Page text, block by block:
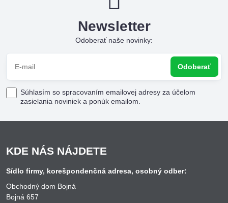
Newsletter
Odoberať naše novinky:
Odoberať
Súhlasím so spracovaním emailovej adresy za účelom
zasielania noviniek a ponúk emailom.
KDE NÁS NÁJDETE
Sídlo firmy, korešpondenčná adresa, osobný odber:
Obchodný dom Bojná
Bojná 657